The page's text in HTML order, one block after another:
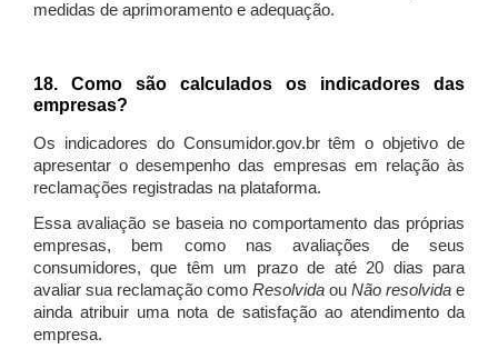
medidas de aprimoramento e adequação.
18. Como são calculados os indicadores das
empresas?
Os indicadores do Consumidor.gov.br têm o objetivo de
apresentar o desempenho das empresas em relação às
reclamações registradas na plataforma.
Essa avaliação se baseia no comportamento das próprias
empresas, bem como nas avaliações de seus
consumidores, que têm um prazo de até 20 dias para
avaliar sua reclamação como Resolvida ou Não resolvida e
ainda atribuir uma nota de satisfação ao atendimento da
empresa.